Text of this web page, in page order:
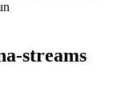
streams